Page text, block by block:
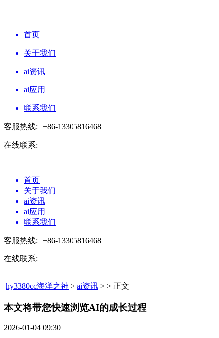
首页
关于我们
ai资讯
ai应用
联系我们
客服热线: +86-13305816468
在线联系:
首页
关于我们
ai资讯
ai应用
联系我们
客服热线: +86-13305816468
在线联系:
hy3380cc海洋之神 > ai资讯 > > 正文
本文将带您快速浏览AI的成长过程​
2026-01-04 09:30